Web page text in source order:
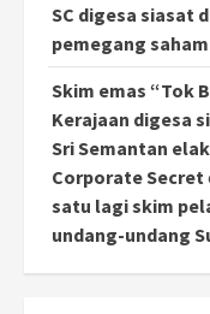
SC digesa siasat
pemegang
Skim emas “Tok
Kerajaan digesa
Sri Semantan
Corporate Secret
satu lagi skim
undang-undang